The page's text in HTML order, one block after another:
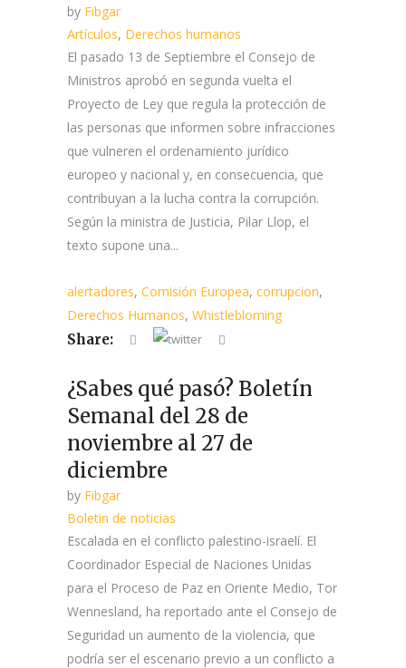
by Fibgar
Artículos, Derechos humanos
El pasado 13 de Septiembre el Consejo de
Ministros aprobó en segunda vuelta el
Proyecto de Ley que regula la protección de
las personas que informen sobre infracciones
que vulneren el ordenamiento jurídico
europeo y nacional y, en consecuencia, que
contribuyan a la lucha contra la corrupción.
Según la ministra de Justicia, Pilar Llop, el
texto supone una...
alertadores, Comisión Europea, corrupcion,
Derechos Humanos, Whistlebloming
Share:
¿Sabes qué pasó? Boletín
Semanal del 28 de
noviembre al 27 de
diciembre
by Fibgar
Boletin de noticias
Escalada en el conflicto palestino-israelí. El
Coordinador Especial de Naciones Unidas
para el Proceso de Paz en Oriente Medio, Tor
Wennesland, ha reportado ante el Consejo de
Seguridad un aumento de la violencia, que
podría ser el escenario previo a un conflicto a